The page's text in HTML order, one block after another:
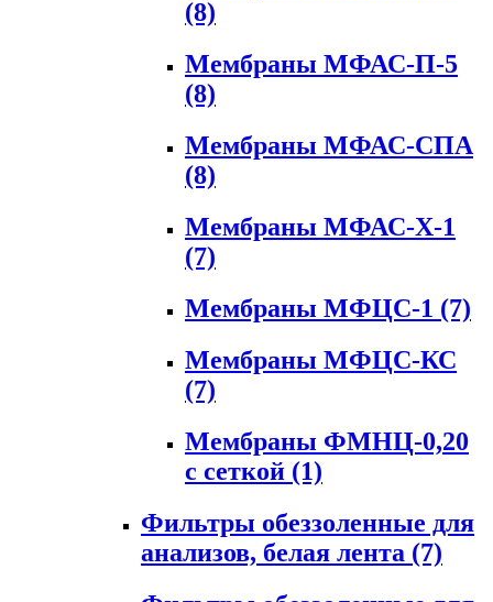
(8)
Мембраны МФАС-П-5
(8)
Мембраны МФАС-СПА
(8)
Мембраны МФАС-Х-1
(7)
Мембраны МФЦС-1 (7)
Мембраны МФЦС-КС
(7)
Мембраны ФМНЦ-0,20
с сеткой (1)
Фильтры обеззоленные для
анализов, белая лента (7)